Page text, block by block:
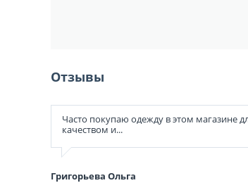
Отзывы
Часто покупаю одежду в этом магазине
качеством и...
Григорьева Ольга